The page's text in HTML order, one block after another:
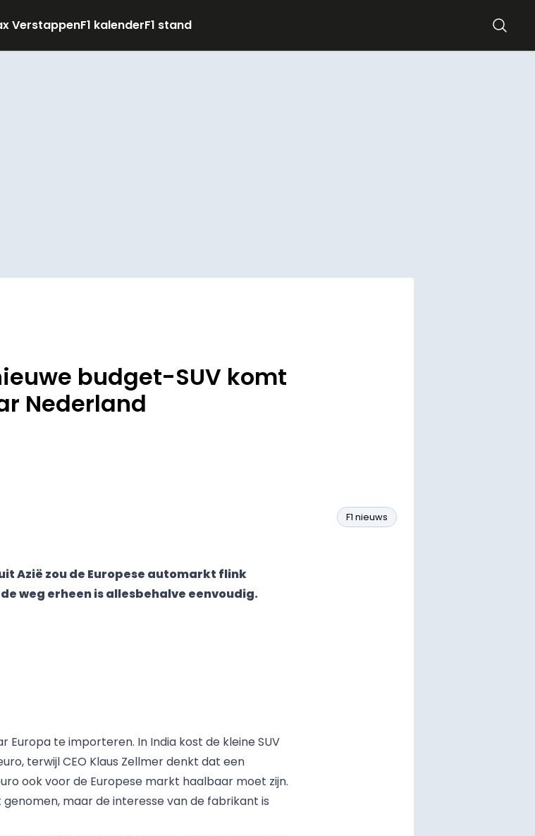
VerstappenF1 kalenderF1 stand
budget-SUV komt
Nederland
F1 nieuws
Azië zou de Europese automarkt flink
weg erheen is allesbehalve eenvoudig.
Europa te importeren. In India kost de kleine SUV
terwijl CEO Klaus Zellmer denkt dat een
ook voor de Europese markt haalbaar moet zijn.
genomen, maar de interesse van de fabrikant is